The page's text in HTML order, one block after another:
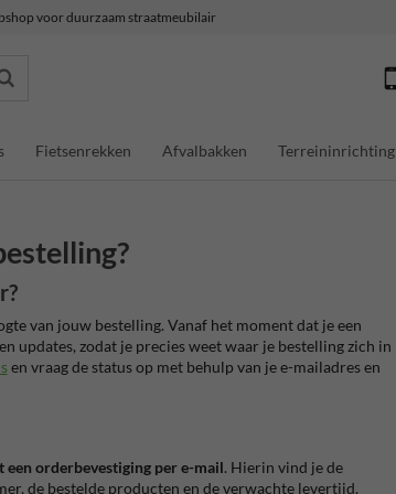
voor duurzaam straatmeubilair
Fietsenrekken Afvalbakken Terreininrichting
van jouw bestelling. Vanaf het moment dat je een
updates, zodat je precies weet waar je bestelling zich in
en vraag de status op met behulp van je e-mailadres en
een orderbevestiging per e-mail. Hierin vind je de
de bestelde producten en de verwachte levertijd.